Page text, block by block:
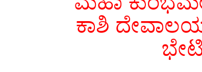
ಕಾಶಿ